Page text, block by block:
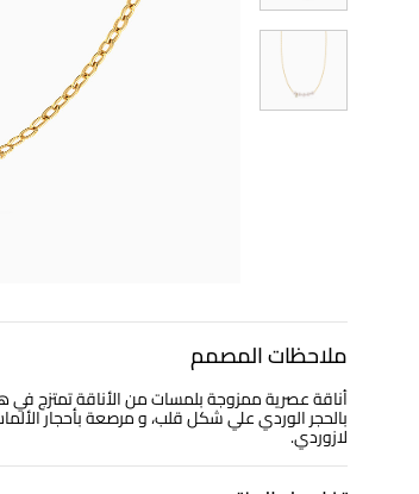
ملاحظات المصمم
بالحجر الوردي علي شكل قلب، و مرصعة بأحجار
لازوردي.